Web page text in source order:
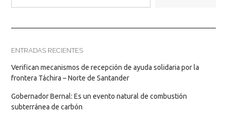
ENTRADAS RECIENTES
Verifican mecanismos de recepción de ayuda solidaria por la
frontera Táchira – Norte de Santander
Gobernador Bernal: Es un evento natural de combustión
subterránea de carbón